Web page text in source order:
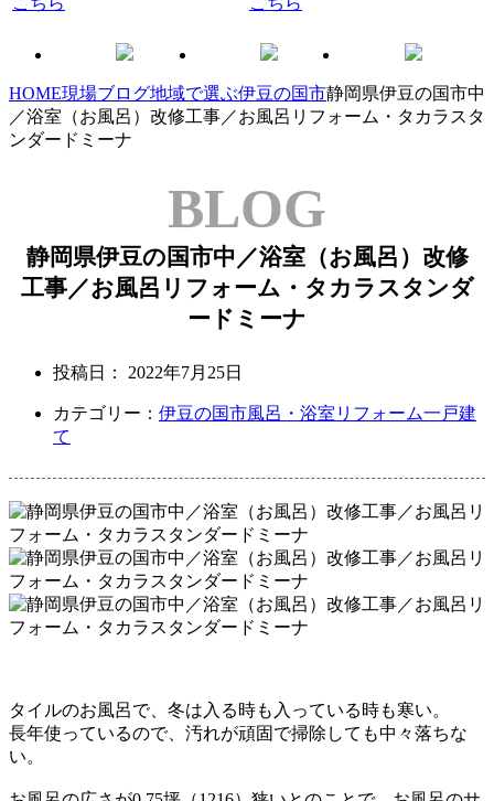
HOME現場ブログ地域で選ぶ伊豆の国市静岡県伊豆の国市中
／浴室（お風呂）改修工事／お風呂リフォーム・タカラスタ
ンダードミーナ
BLOG
静岡県伊豆の国市中／浴室（お風呂）改修
工事／お風呂リフォーム・タカラスタンダ
ードミーナ
投稿日： 2022年7月25日
カテゴリー： 伊豆の国市風呂・浴室リフォーム一戸建
て
タイルのお風呂で、冬は入る時も入っている時も寒い。
長年使っているので、汚れが頑固で掃除しても中々落ちな
い。